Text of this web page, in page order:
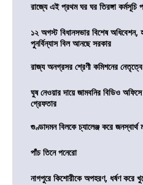
রাজ্যে এই প্রথম ঘর ঘর তিরঙ্গা কর্মসূচি
১২ অগস্ট বিধানসভার বিশেষ
পুনর্বিন্যাস বিল আনছে সরকার
রাজ্য অনগ্রসর শ্রেণী কমিশনের
ঘুষ নেওয়ার দায়ে জামবনির বিডিও অফিসে
গ্রেফতার
গুণ্ডাদমন বিলকে চ্যালেঞ্জ করে
পাঁচ তিনে পনেরো
নাগপুরে কিশোরীকে অপহরণ, ধর্ষণ করে